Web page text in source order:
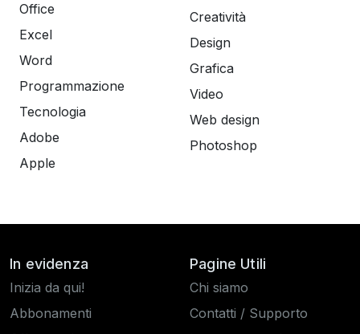
Office
Excel
Word
Programmazione
Tecnologia
Adobe
Apple
Creatività
Design
Grafica
Video
Web design
Photoshop
In evidenza
Inizia da qui!
Abbonamenti
Pagine Utili
Chi siamo
Contatti / Supporto